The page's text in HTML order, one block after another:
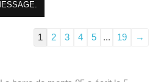
Navigation
1 2 3 4 5 ... 19 →